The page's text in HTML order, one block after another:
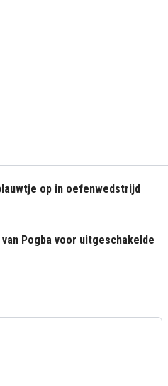
op in oefenwedstrijd
Pogba voor uitgeschakelde